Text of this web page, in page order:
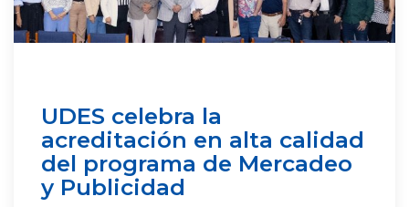
UDES celebra la
acreditación en alta calidad
del programa de Mercadeo
y Publicidad